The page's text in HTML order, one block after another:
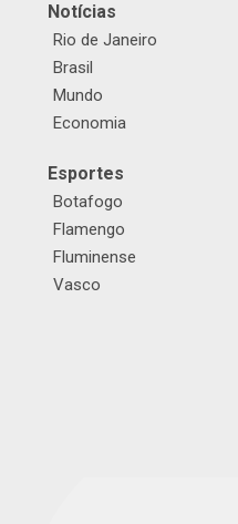
Notícias
Rio de Janeiro
Brasil
Mundo
Economia
Esportes
Botafogo
Flamengo
Fluminense
Vasco